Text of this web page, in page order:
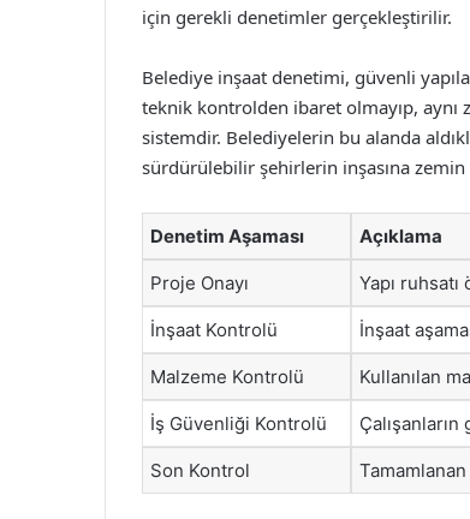
için gerekli denetimler gerçekleştirilir.
Belediye inşaat denetimi, güvenli
teknik kontrolden ibaret olmayıp, aynı
sistemdir. Belediyelerin bu alanda
sürdürülebilir şehirlerin inşasına zemin
Denetim Aşaması Açıklama
Proje Onayı Yapı
İnşaat Kontrolü İnşaat
Malzeme Kontrolü Kullanılan
İş Güvenliği Kontrolü
Son Kontrol